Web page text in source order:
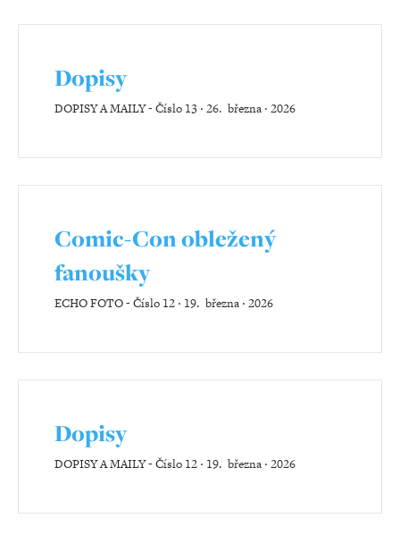
Dopisy
DOPISY A MAILY-Číslo 13 ‧ 26. března ‧ 2026
Comic-Con obležený
fanoušky
ECHO FOTO-Číslo 12 ‧ 19. března ‧ 2026
Dopisy
DOPISY A MAILY-Číslo 12 ‧ 19. března ‧ 2026